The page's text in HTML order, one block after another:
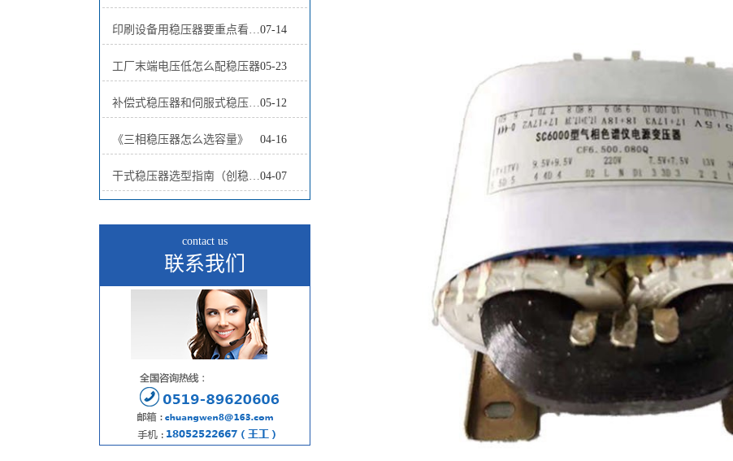
印刷设备用稳压器要重点看什么07-14
工厂末端电压低怎么配稳压器05-23
补偿式稳压器和伺服式稳压器哪个好05-12
《三相稳压器怎么选容量》 04-16
干式稳压器选型指南（创稳电气 2026版）04-07
contact us
联系我们